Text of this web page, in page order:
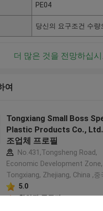
PE04
당신의 요구조건 수량
더 많은 것을 전망하십시
여
Tongxiang Small Boss
Plastic Products Co., Ltd.
조업체 프로필
No.431,Tongsheng Road,
Economic Development Zone,
Tongxiang, Zhejiang, China ,중
5.0
확인된 공급자